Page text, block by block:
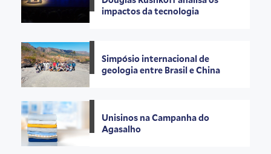
impactos da tecnologia
Simpósio internacional de
geologia entre Brasil e China
Unisinos na Campanha do
Agasalho